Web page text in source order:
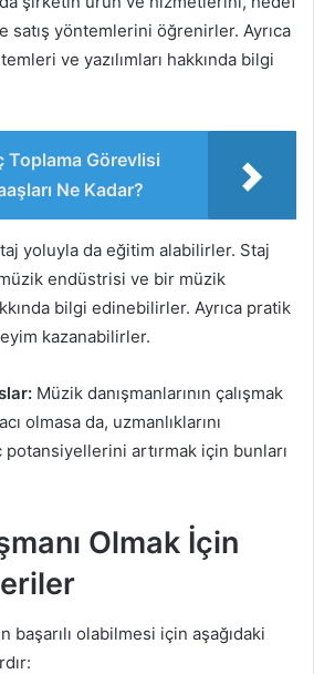
satış yöntemlerini öğrenirler. Ayrıca
ve yazılımları hakkında bilgi
Toplama Görevlisi
Ne Kadar?
yoluyla da eğitim alabilirler. Staj
endüstrisi ve bir müzik
bilgi edinebilirler. Ayrıca pratik
kazanabilirler.
Müzik danışmanlarının çalışmak
olmasa da, uzmanlıklarını
artırmak için bunları
Olmak İçin
başarılı olabilmesi için aşağıdaki